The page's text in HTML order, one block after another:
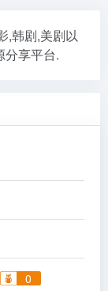
,韩剧,美剧以
分享平台.
0